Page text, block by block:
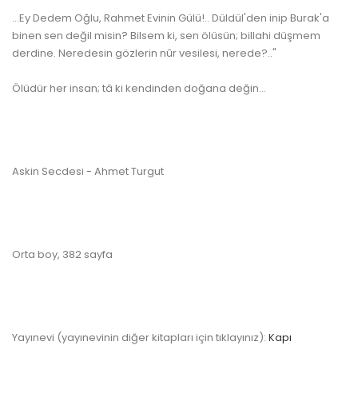
...Ey Dedem Oğlu, Rahmet Evinin Gülü!.. Düldül'den inip Burak'a
binen sen değil misin? Bilsem ki, sen ölüsün; billahi düşmem
derdine. Neredesin gözlerin nûr vesilesi, nerede?.."
Ölüdür her insan; tâ ki kendinden doğana değin...
Askin Secdesi - Ahmet Turgut
Orta boy, 382 sayfa
Yayınevi (yayınevinin diğer kitapları için tıklayınız): Kapı